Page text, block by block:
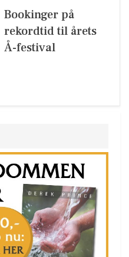
Bookinger på
rekordtid til årets
Å-festival